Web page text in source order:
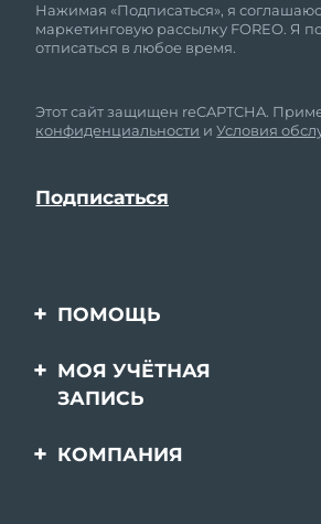
Нажимая «Подписаться», я
маркетинговую рассылку FOREO. Я
отписаться в любое время.
Этот сайт защищен reCAPTCHA.
конфиденциальности иУсловия
ПОМОЩЬ
Свяжитесь с нами
Заказ и доставка
Гарантия и возврат
МОЯ УЧЁТНАЯ
ЗАПИСЬ
Регистрация продукта
КОМПАНИЯ